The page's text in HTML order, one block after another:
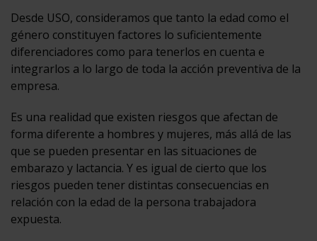
Desde USO, consideramos que tanto la edad como el
género constituyen factores lo suficientemente
diferenciadores como para tenerlos en cuenta e
integrarlos a lo largo de toda la acción preventiva de la
empresa.
Es una realidad que existen riesgos que afectan de
forma diferente a hombres y mujeres, más allá de las
que se pueden presentar en las situaciones de
embarazo y lactancia. Y es igual de cierto que los
riesgos pueden tener distintas consecuencias en
relación con la edad de la persona trabajadora
expuesta.